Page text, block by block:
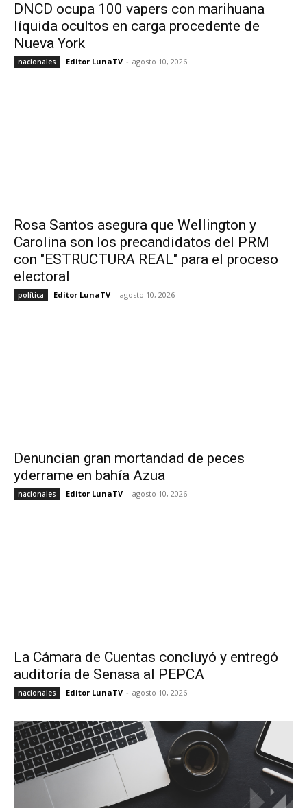
DNCD ocupa 100 vapers con marihuana
líquida ocultos en carga procedente de
Nueva York
nacionales Editor LunaTV - agosto 10, 2026
Rosa Santos asegura que Wellington y
Carolina son los precandidatos del PRM
con "ESTRUCTURA REAL" para el proceso
electoral
política Editor LunaTV - agosto 10, 2026
Denuncian gran mortandad de peces
yderrame en bahía Azua
nacionales Editor LunaTV - agosto 10, 2026
La Cámara de Cuentas concluyó y entregó
auditoría de Senasa al PEPCA
nacionales Editor LunaTV - agosto 10, 2026